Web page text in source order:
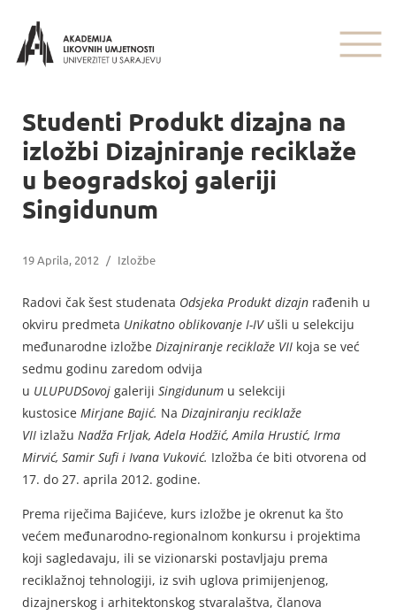
Studenti Produkt dizajna na
izložbi Dizajniranje reciklaže
u beogradskoj galeriji
Singidunum
19 Aprila, 2012 / Izložbe
Radovi čak šest studenata Odsjeka Produkt dizajn rađenih u
okviru predmeta Unikatno oblikovanje I-IV ušli u selekciju
međunarodne izložbe Dizajniranje reciklaže VII koja se već
sedmu godinu zaredom odvija
u ULUPUDSovoj galeriji Singidunum u selekciji
kustosice Mirjane Bajić. Na Dizajniranju reciklaže
VII izlažu Nadža Frljak, Adela Hodžić, Amila Hrustić, Irma
Mirvić, Samir Sufi i Ivana Vuković. Izložba će biti otvorena od
17. do 27. aprila 2012. godine.
Prema riječima Bajićeve, kurs izložbe je okrenut ka što
većem međunarodno-regionalnom konkursu i projektima
koji sagledavaju, ili se vizionarski postavljaju prema
reciklažnoj tehnologiji, iz svih uglova primijenjenog,
dizajnerskog i arhitektonskog stvaralaštva, članova